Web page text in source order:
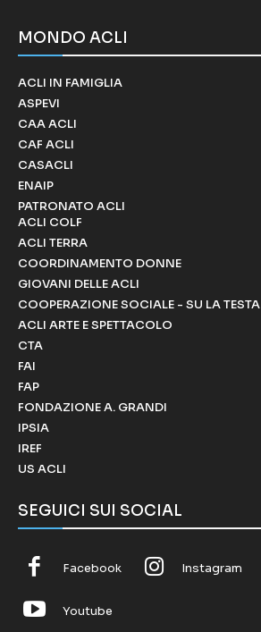
MONDO ACLI
ACLI IN FAMIGLIA
ASPEVI
CAA ACLI
CAF ACLI
CASACLI
ENAIP
PATRONATO ACLI
ACLI COLF
ACLI TERRA
COORDINAMENTO DONNE
GIOVANI DELLE ACLI
COOPERAZIONE SOCIALE - SU LA TESTA
ACLI ARTE E SPETTACOLO
CTA
FAI
FAP
FONDAZIONE A. GRANDI
IPSIA
IREF
US ACLI
SEGUICI SUI SOCIAL
Facebook Instagram
Youtube